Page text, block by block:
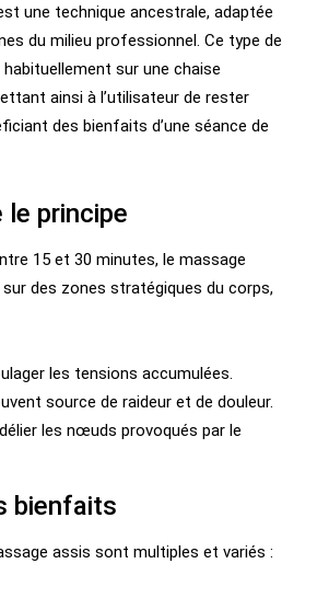
une technique ancestrale, adaptée
du milieu professionnel. Ce type de
sur une chaise
ainsi à l’utilisateur de rester
des bienfaits d’une séance de
le principe
15 et 30 minutes, le massage
des zones stratégiques du corps,
les tensions accumulées.
source de raideur et de douleur.
les nœuds provoqués par le
bienfaits
assis sont multiples et variés :